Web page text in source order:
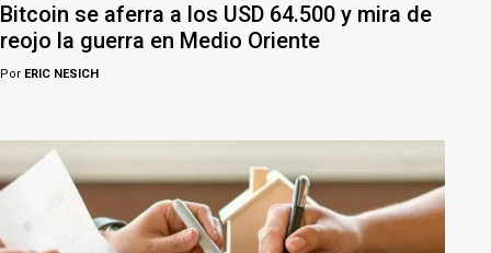
Bitcoin se aferra a los USD 64.500 y mira de
reojo la guerra en Medio Oriente
Por ERIC NESICH